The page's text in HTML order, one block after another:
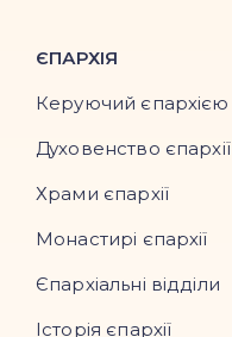
ЄПАРХІЯ
Керуючий єпархією
Духовенство єпархії
Храми єпархії
Монастирі єпархії
Єпархіальні відділи
Історія єпархії